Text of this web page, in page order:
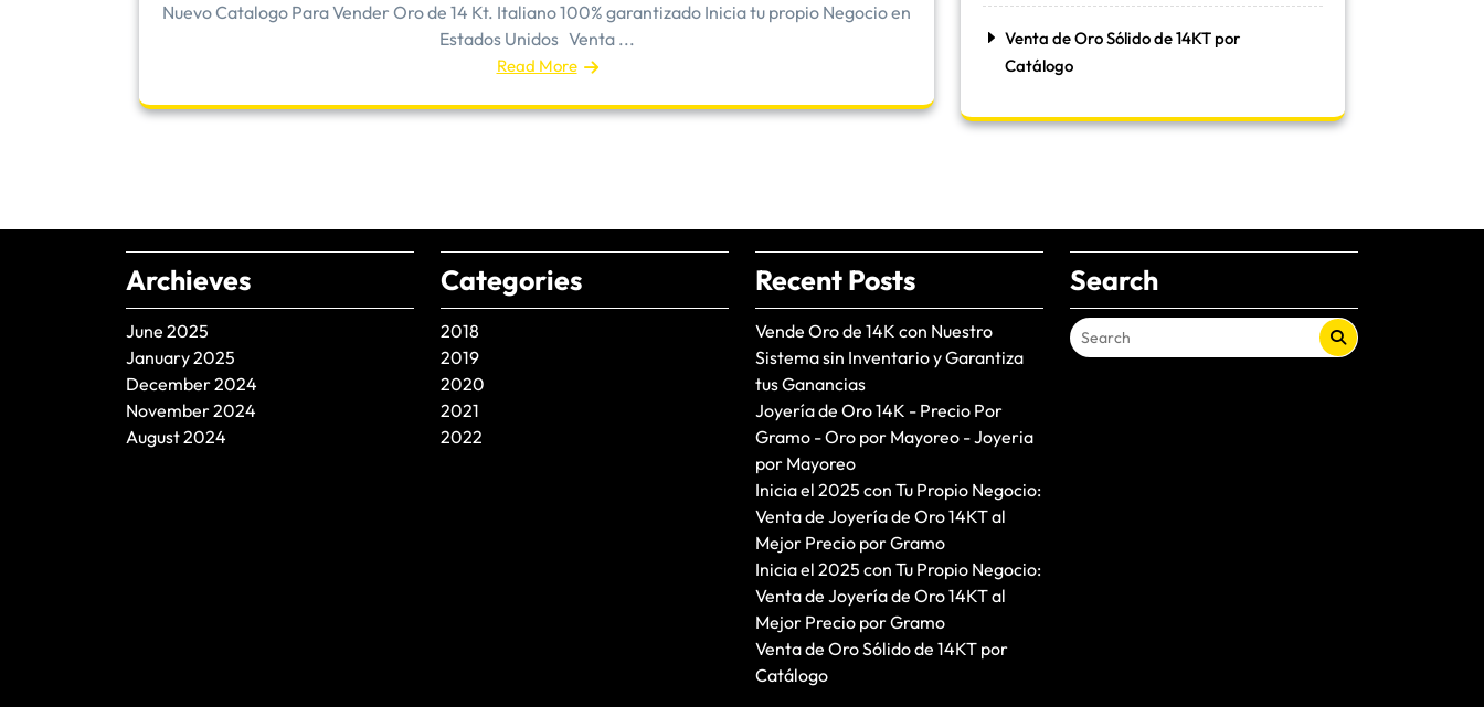
Nuevo Catalogo Para Vender Oro de 14 Kt. Italiano 100% garantizado Inicia tu propio Negocio en
Estados Unidos Venta ...
Read More
Venta de Oro Sólido de 14KT por
Catálogo
Archieves
June 2025
January 2025
December 2024
November 2024
August 2024
Categories
2018
2019
2020
2021
2022
Recent Posts
Vende Oro de 14K con Nuestro
Sistema sin Inventario y Garantiza
tus Ganancias
Joyería de Oro 14K - Precio Por
Gramo - Oro por Mayoreo - Joyeria
por Mayoreo
Inicia el 2025 con Tu Propio Negocio:
Venta de Joyería de Oro 14KT al
Mejor Precio por Gramo
Inicia el 2025 con Tu Propio Negocio:
Venta de Joyería de Oro 14KT al
Mejor Precio por Gramo
Venta de Oro Sólido de 14KT por
Catálogo
Search